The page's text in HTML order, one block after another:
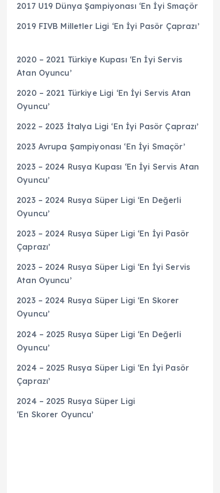
2017 U19 Dünya Şampiyonası ‘En İyi Smaçör
2019 FIVB Milletler Ligi ‘En İyi Pasör Çaprazı’
2020 – 2021 Türkiye Kupası ‘En İyi Servis
Atan Oyuncu’
2020 – 2021 Türkiye Ligi ‘En İyi Servis Atan
Oyuncu’
2022 – 2023 İtalya Ligi ‘En İyi Pasör Çaprazı’
2023 Avrupa Şampiyonası ‘En İyi Smaçör’
2023 – 2024 Rusya Kupası ‘En İyi Servis Atan
Oyuncu’
2023 – 2024 Rusya Süper Ligi ‘En Değerli
Oyuncu’
2023 – 2024 Rusya Süper Ligi ‘En İyi Pasör
Çaprazı’
2023 – 2024 Rusya Süper Ligi ‘En İyi Servis
Atan Oyuncu’
2023 – 2024 Rusya Süper Ligi ‘En Skorer
Oyuncu’
2024 – 2025 Rusya Süper Ligi ‘En Değerli
Oyuncu’
2024 – 2025 Rusya Süper Ligi ‘En İyi Pasör
Çaprazı’
2024 – 2025 Rusya Süper Ligi
‘En Skorer Oyuncu’